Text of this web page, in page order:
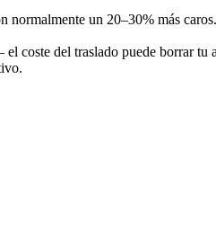
normalmente un 20–30% más caros.
coste del traslado puede borrar tu